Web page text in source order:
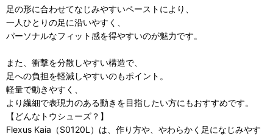
足の形に合わせてなじみやすいペーストにより、
一人ひとりの足に沿いやすく、
パーソナルなフィット感を得やすいのが魅力です。
また、衝撃を分散しやすい構造で、
足への負担を軽減しやすいのもポイント。
軽量で動きやすく、
より繊細で表現力のある動きを目指したい方にもおすすめです。
【どんなトウシューズ？】
Flexus Kaia（S0120L）は、作り方や、やわらかく足になじみやす